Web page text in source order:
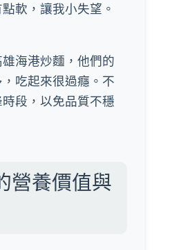
軟，讓我小失望。
海港炒麵，他們的
吃起來很過癮。不
段，以免品質不穩
營養價值與